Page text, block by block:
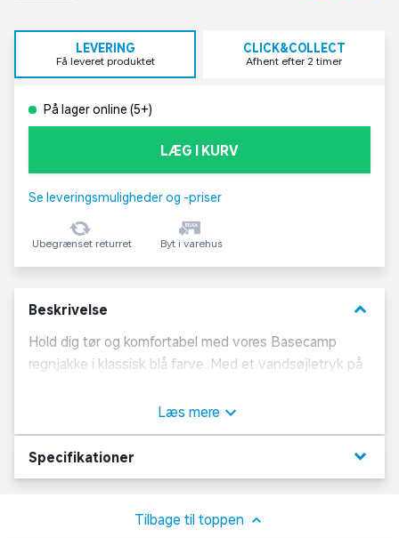
LEVERING
Få leveret produktet
CLICK&COLLECT
Afhent efter 2 timer
På lager online (5+)
LÆG I KURV
Se leveringsmuligheder og -priser
Ubegrænset returret Byt i varehus
Beskrivelse keyboard_arrow_down
Hold dig tør og komfortabel med vores Basecamp
regnjakke i klassisk blå farve. Med et vandsøjletryk på
omskiftelige danske vejr. Jakken er fri for PVC, og er
designet med praktisk hætte og snøre, knapper og
lynlås samt lommer med knaplukning.
Læs mere
Specifikationer keyboard_arrow_down
Tilbage til toppen